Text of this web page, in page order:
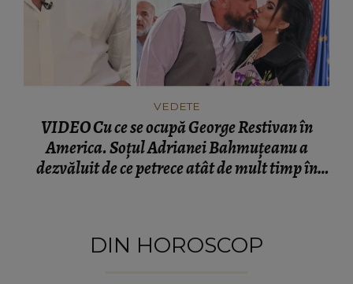
VEDETE
VIDEO Cu ce se ocupă George Restivan în
America. Soțul Adrianei Bahmuțeanu a
dezvăluit de ce petrece atât de mult timp în
DIN HOROSCOP